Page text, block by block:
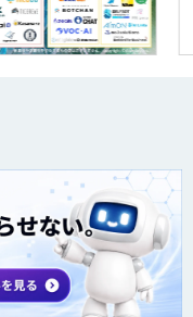
サルティング・受託